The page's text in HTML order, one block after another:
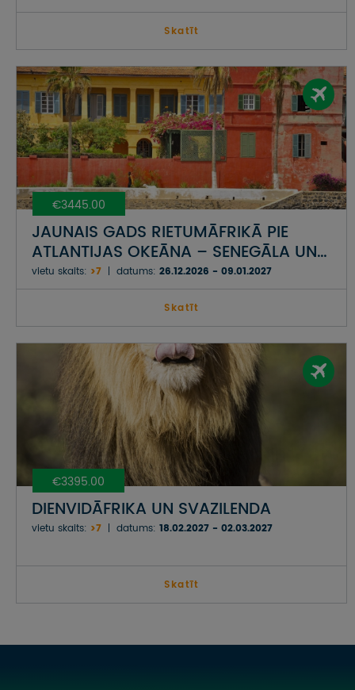
Skatīt
€3445.00
JAUNAIS GADS RIETUMĀFRIKĀ PIE
ATLANTIJAS OKEĀNA – SENEGĀLA UN
GAMBIJA
vietu skaits: >7 datums: 26.12.2026 - 09.01.2027
Skatīt
€3395.00
DIENVIDĀFRIKA UN SVAZILENDA
vietu skaits: >7 datums: 18.02.2027 - 02.03.2027
Skatīt